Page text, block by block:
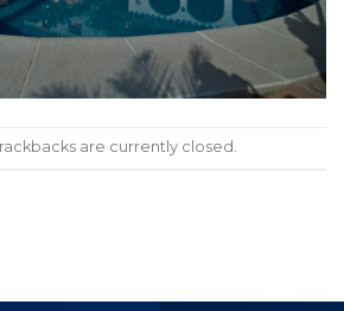
are currently closed.